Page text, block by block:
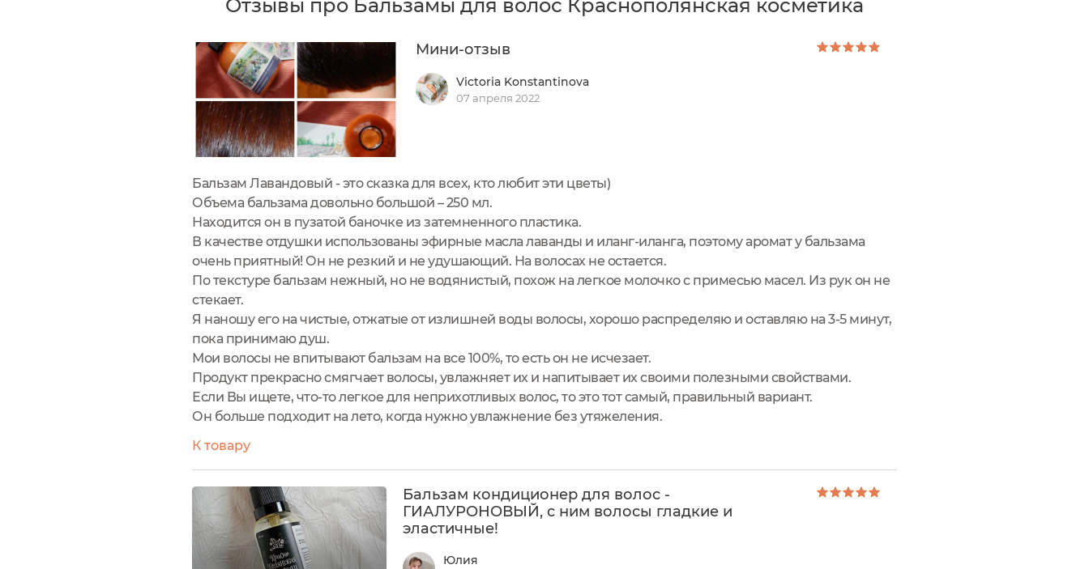
Отзывы про Бальзамы для волос Краснополянская косметика
Мини-отзыв
Victoria Konstantinova
07 апреля 2022
Бальзам Лавандовый - это сказка для всех, кто любит эти цветы)
Объема бальзама довольно большой – 250 мл.
Находится он в пузатой баночке из затемненного пластика.
В качестве отдушки использованы эфирные масла лаванды и иланг-иланга, поэтому аромат у бальзама
очень приятный! Он не резкий и не удушающий. На волосах не остается.
По текстуре бальзам нежный, но не водянистый, похож на легкое молочко с примесью масел. Из рук он не
стекает.
Я наношу его на чистые, отжатые от излишней воды волосы, хорошо распределяю и оставляю на 3-5 минут,
пока принимаю душ.
Мои волосы не впитывают бальзам на все 100%, то есть он не исчезает.
Продукт прекрасно смягчает волосы, увлажняет их и напитывает их своими полезными свойствами.
Если Вы ищете, что-то легкое для неприхотливых волос, то это тот самый, правильный вариант.
Он больше подходит на лето, когда нужно увлажнение без утяжеления.
К товару
Бальзам кондиционер для волос -
ГИАЛУРОНОВЫЙ, с ним волосы гладкие и
эластичные!
Юлия